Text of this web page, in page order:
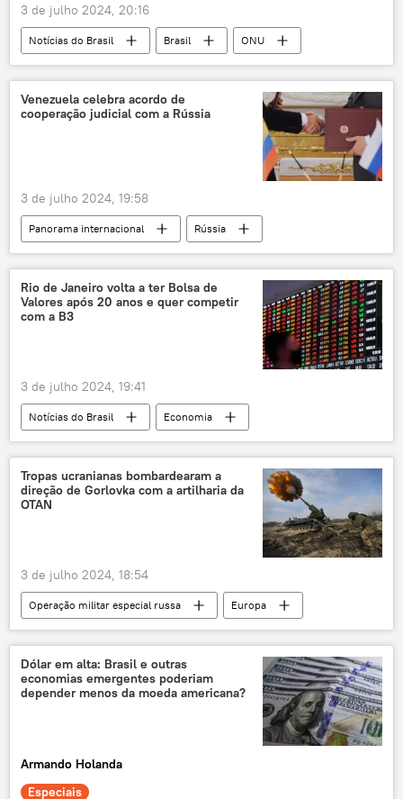
Emirados Árabes Unidos
acordo de livre comércio
negociações
investimentos
golfo Pérsico
Conselho de Cooperação do Golfo
parceiro comercial
importações
relações diplomáticas
3 de julho 2024, 20:16
Notícias do Brasil Brasil
ONU
Comunidade dos Países de Língua Portuguesa (CPLP)
Organização Mundial da Saúde (OMS)
Organização Mundial do Comércio
Organização das Nações Unidas
OMC
CPLP
Agência Internacional de Energia Atômica (AIEA)
Venezuela celebra acordo de
cooperação judicial com a Rússia
3 de julho 2024, 19:58
Panorama internacional
Rússia
Venezuela
Caracas
Tarek William Saab
Andrey Krasnov
Moscou
Saab
Glonass
Federação da Rússia
Rio de Janeiro volta a ter Bolsa de
Valores após 20 anos e quer competir
com a B3
3 de julho 2024, 19:41
Notícias do Brasil
Economia
Rio de Janeiro
São Paulo
Brasil
Bolsa de Valores
B3
Eduardo Paes
setor financeiro
mercado financeiro
Tropas ucranianas bombardearam a
direção de Gorlovka com a artilharia da
OTAN
3 de julho 2024, 18:54
Operação militar especial russa
Europa
Rússia
Gorlovka
República Popular de Donetsk
OTAN
Forças Armadas da Ucrânia
Dólar em alta: Brasil e outras
economias emergentes poderiam
depender menos da moeda americana?
Armando Holanda
Especiais